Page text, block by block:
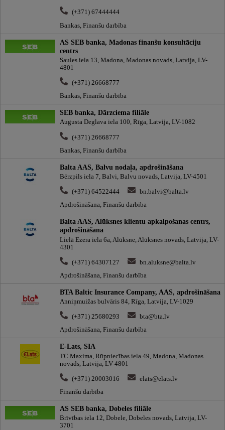
(+371) 67444444
Bankas, Finanšu darbība
AS SEB banka, Madonas finanšu konsultāciju
centrs
Saules iela 13, Madona, Madonas novads, Latvija, LV-
4801
(+371) 26668777
Bankas, Finanšu darbība
SEB banka, Dārzciema filiāle
Augusta Deglava iela 100, Rīga, Latvija, LV-1082
(+371) 26668777
Bankas, Finanšu darbība
Balta AAS, Balvu nodaļa, apdrošināšana
Bērzpils iela 7, Balvi, Balvu novads, Latvija, LV-4501
(+371) 64522444
bn.balvi@balta.lv
Apdrošināšana, Finanšu darbība
Balta AAS, Alūksnes klientu apkalpošanas centrs,
apdrošināšana
Lielā Ezera iela 6a, Alūksne, Alūksnes novads, Latvija, LV-
4301
(+371) 64307127
bn.aluksne@balta.lv
Apdrošināšana, Finanšu darbība
BTA Baltic Insurance Company, AAS, apdrošināšana
Anniņmuižas bulvāris 84, Rīga, Latvija, LV-1029
(+371) 25680293
bta@bta.lv
Apdrošināšana, Finanšu darbība
E-Lats, SIA
TC Maxima, Rūpniecības iela 49, Madona, Madonas
novads, Latvija, LV-4801
(+371) 20003016
elats@elats.lv
Finanšu darbība
AS SEB banka, Dobeles filiāle
Brīvības iela 12, Dobele, Dobeles novads, Latvija, LV-
3701